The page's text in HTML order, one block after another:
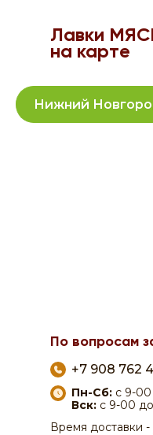
Лавки
на карте
Нижний
+7 908 762
Пн-Сб: с 9-
Вск: с 9-00
Время доставки -
По вопросам